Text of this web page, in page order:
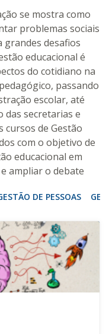
se mostra como
problemas sociais
grandes desafios
educacional é
do cotidiano na
passando
escolar, até
das secretarias e
cursos de Gestão
com o objetivo de
educacional em
ampliar o debate
DE PESSOAS